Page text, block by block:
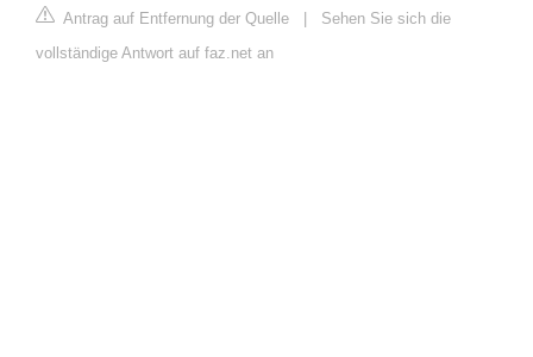
Antrag auf Entfernung der Quelle
Sehen Sie sich die
vollständige Antwort auf faz.net an